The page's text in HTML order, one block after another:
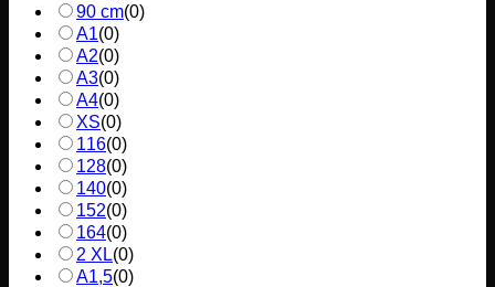
90 cm(0)
A1(0)
A2(0)
A3(0)
A4(0)
XS(0)
116(0)
128(0)
140(0)
152(0)
164(0)
2 XL(0)
A1,5(0)